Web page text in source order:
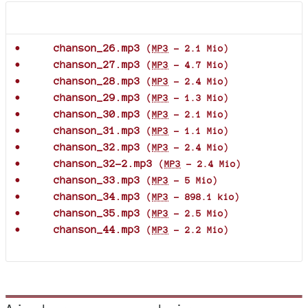
chanson_26.mp3 (MP3 - 2.1 Mio)
chanson_27.mp3 (MP3 - 4.7 Mio)
chanson_28.mp3 (MP3 - 2.4 Mio)
chanson_29.mp3 (MP3 - 1.3 Mio)
chanson_30.mp3 (MP3 - 2.1 Mio)
chanson_31.mp3 (MP3 - 1.1 Mio)
chanson_32.mp3 (MP3 - 2.4 Mio)
chanson_32-2.mp3 (MP3 - 2.4 Mio)
chanson_33.mp3 (MP3 - 5 Mio)
chanson_34.mp3 (MP3 - 898.1 kio)
chanson_35.mp3 (MP3 - 2.5 Mio)
chanson_44.mp3 (MP3 - 2.2 Mio)